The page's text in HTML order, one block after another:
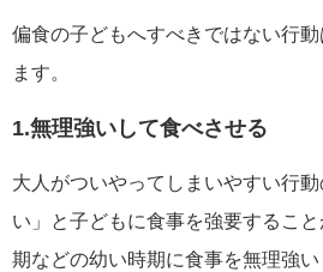
偏食の子どもへすべきではない行
ます。
1.無理強いして食べさせる
大人がついやってしまいやすい行
い」と子どもに食事を強要するこ
期などの幼い時期に食事を無理強